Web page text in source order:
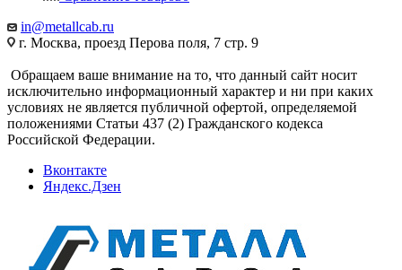
in@metallcab.ru
г. Москва, проезд Перова поля, 7 стр. 9
Обращаем ваше внимание на то, что данный сайт носит
исключительно информационный характер и ни при каких
условиях не является публичной офертой, определяемой
положениями Статьи 437 (2) Гражданского кодекса
Российской Федерации.
Вконтакте
Яндекс.Дзен